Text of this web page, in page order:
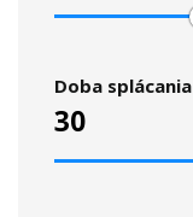
Doba splácania